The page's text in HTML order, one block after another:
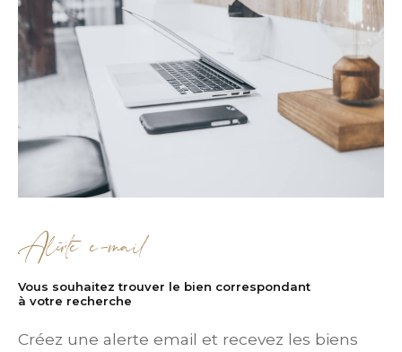
Alerte e-mail
Vous souhaitez trouver le bien correspondant
à votre recherche
Créez une alerte email et recevez les biens